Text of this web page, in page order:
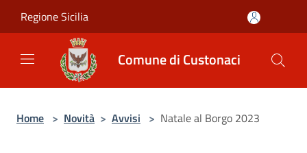
Regione Sicilia
Comune di Custonaci
Home > Novità > Avvisi > Natale al Borgo 2023